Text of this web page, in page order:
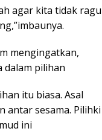
agar kita tidak ragu
mengingatkan,
dalam pilihan
itu biasa. Asal
antar sesama. Pilihki
ini